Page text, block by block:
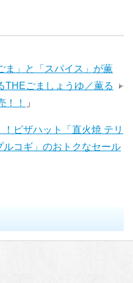
ま」と「スパイス」が薫
ごましょうゆ／薫る
！！
」
ピザハット「直火焼 テリ
コギ」のおトクなセール